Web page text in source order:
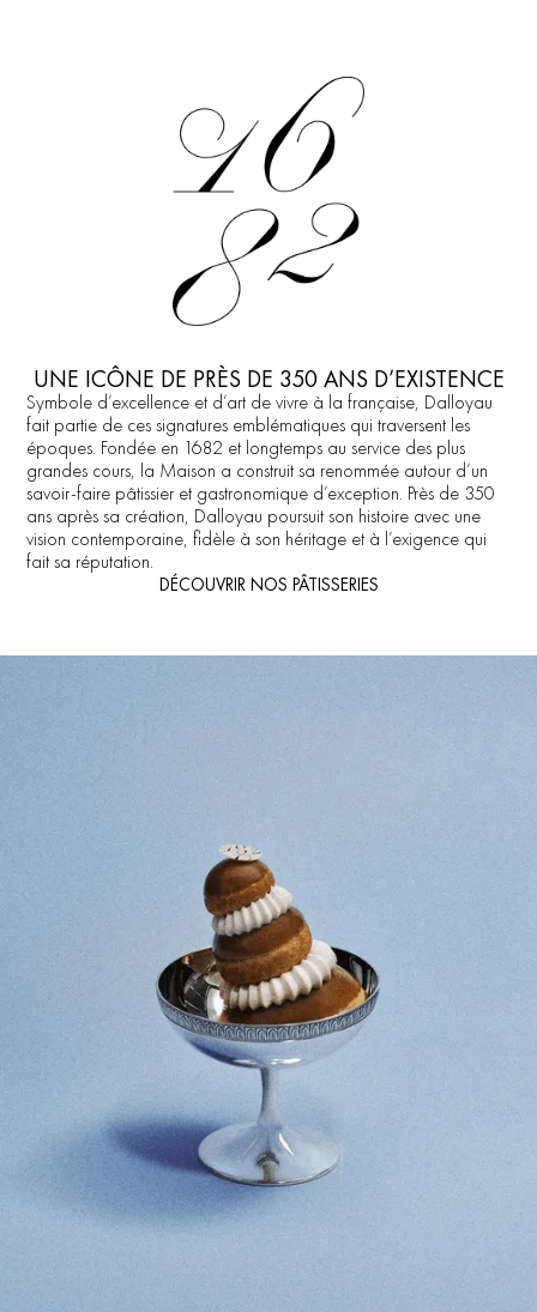
UNE ICÔNE DE PRÈS DE 350 ANS D’EXISTENCE
Symbole d’excellence et d’art de vivre à la française, Dalloyau
fait partie de ces signatures emblématiques qui traversent les
époques. Fondée en 1682 et longtemps au service des plus
grandes cours, la Maison a construit sa renommée autour d’un
savoir-faire pâtissier et gastronomique d’exception. Près de 350
ans après sa création, Dalloyau poursuit son histoire avec une
vision contemporaine, fidèle à son héritage et à l’exigence qui
fait sa réputation.
DÉCOUVRIR NOS PÂTISSERIES